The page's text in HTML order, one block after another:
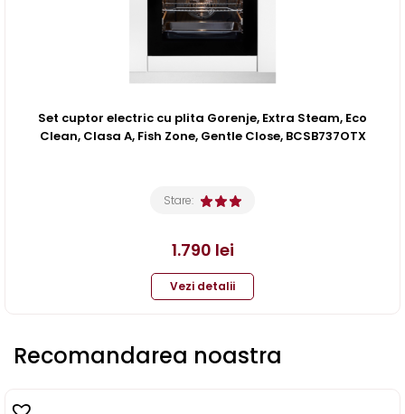
Set cuptor electric cu plita Gorenje, Extra Steam, Eco
Clean, Clasa A, Fish Zone, Gentle Close, BCSB737OTX
Stare:
1.790 lei
Vezi detalii
Recomandarea noastra